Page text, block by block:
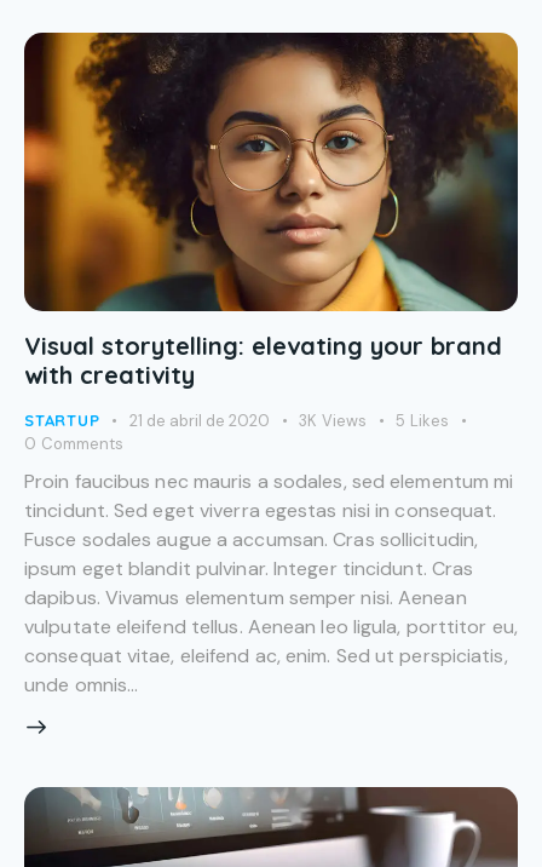
Visual storytelling: elevating your brand
with creativity
STARTUP 21 de abril de 2020 3K Views 5 Likes
0 Comments
Proin faucibus nec mauris a sodales, sed elementum mi
tincidunt. Sed eget viverra egestas nisi in consequat.
Fusce sodales augue a accumsan. Cras sollicitudin,
ipsum eget blandit pulvinar. Integer tincidunt. Cras
dapibus. Vivamus elementum semper nisi. Aenean
vulputate eleifend tellus. Aenean leo ligula, porttitor eu,
consequat vitae, eleifend ac, enim. Sed ut perspiciatis,
unde omnis…